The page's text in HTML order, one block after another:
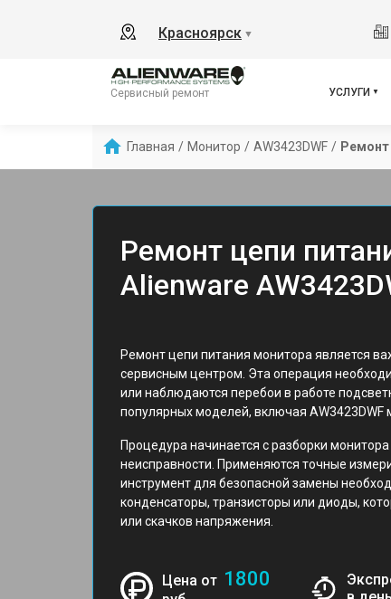
Красноярск ▼
Сервисный ремонт УСЛУГИ
Главная / Монитор / AW3423DWF / Ремонт
Ремонт цепи
Alienware
Ремонт цепи питания монитора является
сервисным центром. Эта операция
или наблюдаются перебои в работе
популярных моделей, включая AW3423DWF
Процедура начинается с разборки
неисправности. Применяются точные
инструмент для безопасной замены
конденсаторы, транзисторы или диоды,
или скачков напряжения.
Цена от 1800